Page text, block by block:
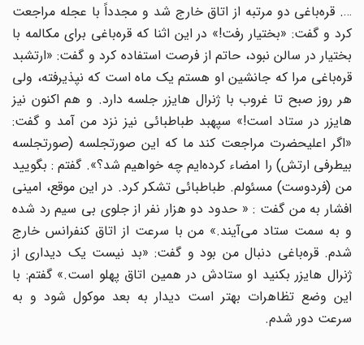
…. قره‌باغی دو مرتبه از اتاق خارج شد و مجدداً با عجله مراجعت
کرد و گفت: «بختیار رفت!» در این اثنا که قره‌باغی برای مکالمه با
بختیار در سالن نبود، حاتم از فرصت استفاده کرد و گفت: «ارتشبد
قره‌باغی مرا که جانشین او هستم یک ماه است که نپذیرفته، ولی
هر روز صبح تا غروب با ژنرال هایزر جلسه دارد. و هم اکنون نیز
هایزر در ستاد است!» سپهبد طباطبائی نیز نزد من آمد و گفت:
«اگر اعلیحضرت مراجعت کند ما که این صورتجلسه (صورتجلسه
بیطرفی ارتش) را امضاء کرده‌ایم چه خواهیم شد؟». گفتم : بگویید
من (فردوست) مسئولم. طباطبائی تشکر کرد. در این موقع، امینی
افشار به من گفت : « حدود دو هزار نفر از جلوی بی سیم رد شده
و به سمت ستاد می‌آیند.» من با سرعت از اتاق کنفرانس خارج
شدم. قره‌باغی دنبال من بود و گفت: «بد نیست یک دیداری از
ژنرال هایزر بکنید او ستادش در همین اتاق پهلو است.» گفتم: با
این وضع تظاهرات بهتر است دیدار به بعد موکول شود و به
سرعت دور شدم.